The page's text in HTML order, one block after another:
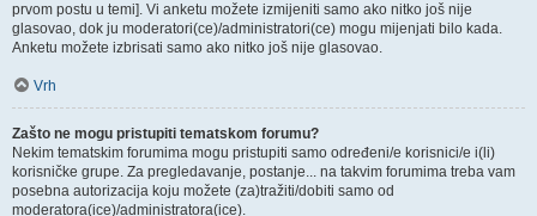
prvom postu u temi]. Vi anketu možete izmijeniti samo ako nitko još nije
glasovao, dok ju moderatori(ce)/administratori(ce) mogu mijenjati bilo kada.
Anketu možete izbrisati samo ako nitko još nije glasovao.
Vrh
Zašto ne mogu pristupiti tematskom forumu?
Nekim tematskim forumima mogu pristupiti samo određeni/e korisnici/e i(li)
korisničke grupe. Za pregledavanje, postanje... na takvim forumima treba vam
posebna autorizacija koju možete (za)tražiti/dobiti samo od
moderatora(ice)/administratora(ice).